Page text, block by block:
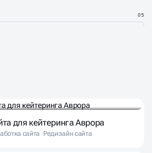
05
для кейтеринга Аврора
сайта Редизайн сайта